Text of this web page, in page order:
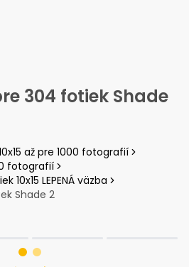
304 fotiek Shade
až pre 1000 fotografií
fotografií
LEPENÁ väzba
Shade 2